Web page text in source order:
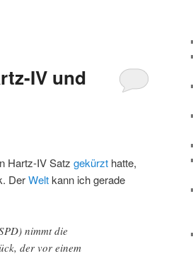
IV und
Hartz-IV Satz gekürzt hatte,
DerWeltkann ich gerade
nimmt die
der vor einem